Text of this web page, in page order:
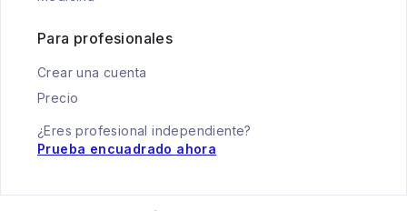
Para profesionales
Crear una cuenta
Precio
¿Eres profesional independiente?
Prueba encuadrado ahora